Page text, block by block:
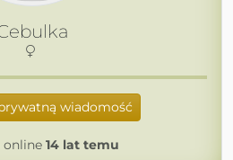
wiadomość
online 14 lat temu